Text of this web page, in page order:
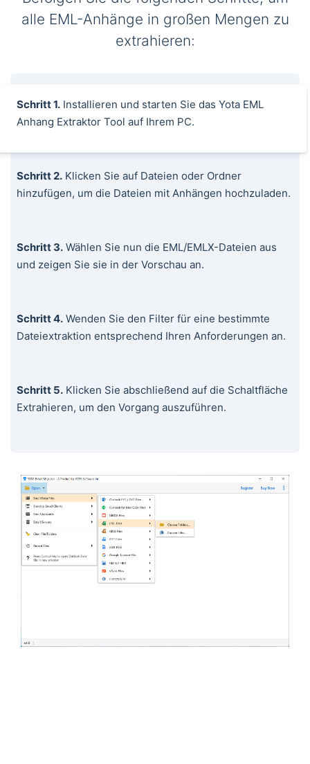
alle EML-Anhänge in großen Mengen zu
extrahieren:
Schritt 1. Installieren und starten Sie das Yota EML
Anhang Extraktor Tool auf Ihrem PC.
Schritt 2. Klicken Sie auf Dateien oder Ordner
hinzufügen, um die Dateien mit Anhängen hochzuladen.
Schritt 3. Wählen Sie nun die EML/EMLX-Dateien aus
und zeigen Sie sie in der Vorschau an.
Schritt 4. Wenden Sie den Filter für eine bestimmte
Dateiextraktion entsprechend Ihren Anforderungen an.
Schritt 5. Klicken Sie abschließend auf die Schaltfläche
Extrahieren, um den Vorgang auszuführen.